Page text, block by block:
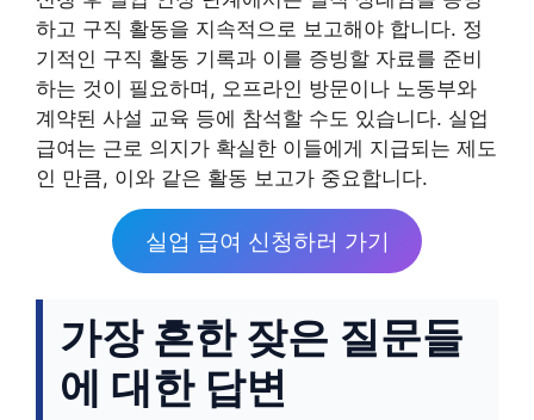
하고 구직 활동을 지속적으로 보고해야 합니다. 정
기적인 구직 활동 기록과 이를 증빙할 자료를 준비
하는 것이 필요하며, 오프라인 방문이나 노동부와
계약된 사설 교육 등에 참석할 수도 있습니다. 실업
급여는 근로 의지가 확실한 이들에게 지급되는 제도
인 만큼, 이와 같은 활동 보고가 중요합니다.
실업 급여 신청하러 가기
가장 흔한 잦은 질문들
에 대한 답변